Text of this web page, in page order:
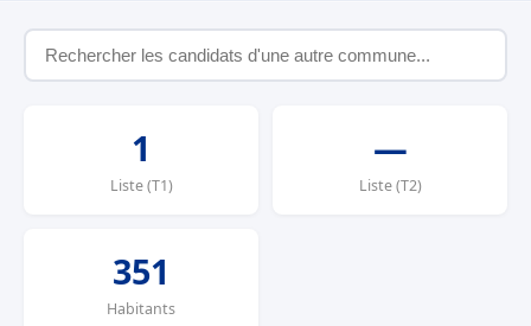
1
Liste (T1)
—
Liste (T2)
351
Habitants